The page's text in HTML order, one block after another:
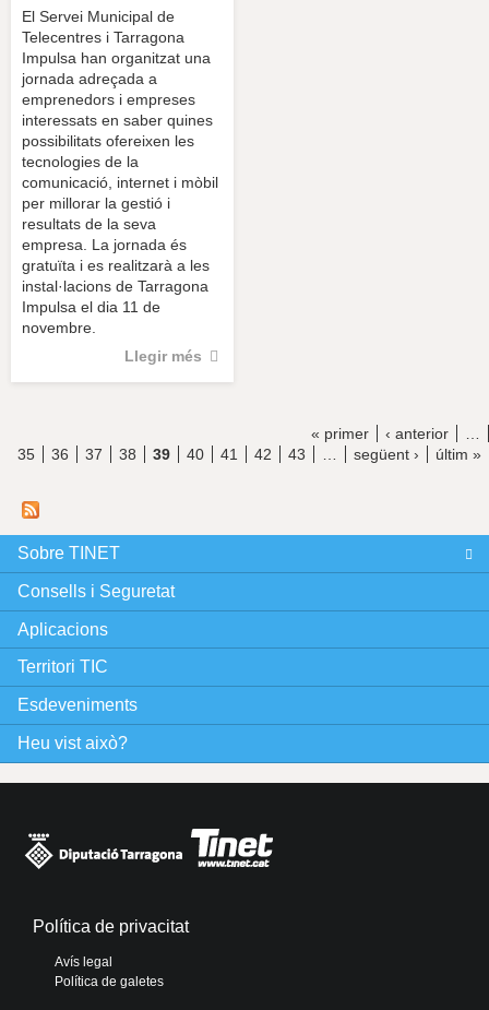
El Servei Municipal de
Telecentres i Tarragona
Impulsa han organitzat una
jornada adreçada a
emprenedors i empreses
interessats en saber quines
possibilitats ofereixen les
tecnologies de la
comunicació, internet i mòbil
per millorar la gestió i
resultats de la seva
empresa. La jornada és
gratuïta i es realitzarà a les
instal·lacions de Tarragona
Impulsa el dia 11 de
novembre.
Llegir més
g
i
« primer ‹ anterior
35
36 37 38 39 40 41 42 43 següent › últim »
Sobre TINET
Consells i Seguretat
Aplicacions
Territori TIC
Esdeveniments
Heu vist això?
Política de privacitat
Avís legal
Política de galetes